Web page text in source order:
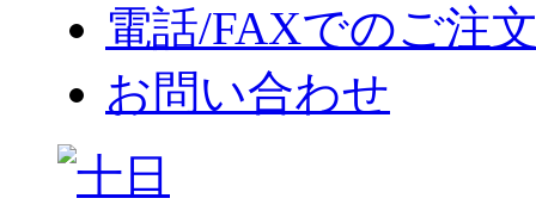
電話/FAXでのご注
お問い合わせ